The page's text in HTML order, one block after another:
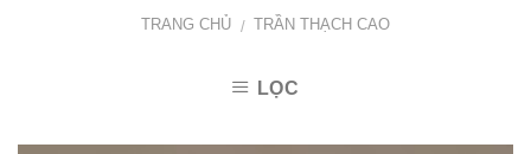
TRANG CHỦ / TRẦN THẠCH CAO
LỌC